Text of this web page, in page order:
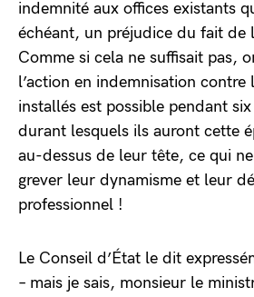
indemnité aux offices existants
échéant, un préjudice du fait de
Comme si cela ne suffisait pas,
l’action en indemnisation contre
installés est possible pendant six
durant lesquels ils auront cette
au-dessus de leur tête, ce qui
grever leur dynamisme et leur
professionnel !
Le Conseil d’État le dit
– mais je sais, monsieur le